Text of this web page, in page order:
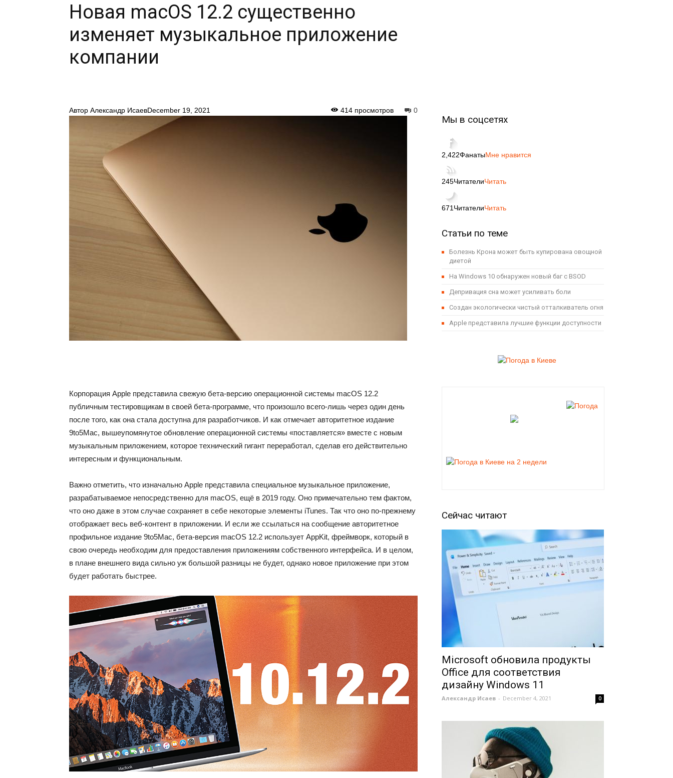
Новая macOS 12.2 существенно
изменяет музыкальное приложение
компании
Автор Александр ИсаевDecember 19, 2021 0
414 просмотров
Корпорация Apple представила свежую бета-версию операционной системы macOS 12.2
публичным тестировщикам в своей бета-программе, что произошло всего-лишь через один день
после того, как она стала доступна для разработчиков. И как отмечает авторитетное издание
9to5Mac, вышеупомянутое обновление операционной системы «поставляется» вместе с новым
музыкальным приложением, которое технический гигант переработал, сделав его действительно
интересным и функциональным.
Важно отметить, что изначально Apple представила специальное музыкальное приложение,
разрабатываемое непосредственно для macOS, ещё в 2019 году. Оно примечательно тем фактом,
что оно даже в этом случае сохраняет в себе некоторые элементы iTunes. Так что оно по-прежнему
отображает весь веб-контент в приложении. И если же ссылаться на сообщение авторитетное
профильное издание 9to5Mac, бета-версия macOS 12.2 использует AppKit, фреймворк, который в
свою очередь необходим для предоставления приложениям собственного интерфейса. И в целом,
в плане внешнего вида сильно уж большой разницы не будет, однако новое приложение при этом
будет работать быстрее.
Мы в соцсетях
2,422ФанатыМне нравится
245ЧитателиЧитать
671 ЧитателиЧитать
Статьи по теме
Болезнь Крона может быть купирована овощной
диетой
На Windows 10 обнаружен новый баг с BSOD
Депривация сна может усиливать боли
Создан экологически чистый отталкиватель огня
Apple представила лучшие функции доступности
Сейчас читают
Microsoft обновила продукты
Office для соответствия
дизайну Windows 11
Александр Исаев - December 4, 2021 0